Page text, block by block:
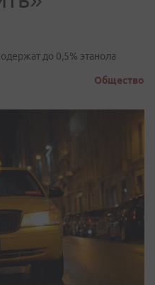
до 0,5% этанола
Общество